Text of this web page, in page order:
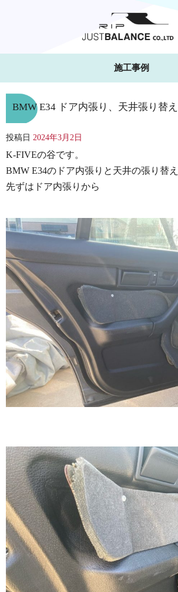
施工事例
BMW E34 ドア内張り、天井張り替え
投稿日 2024年3月2日
K-FIVEの谷です。
BMW E34のドア内張りと天井の張り替え
先ずはドア内張りから